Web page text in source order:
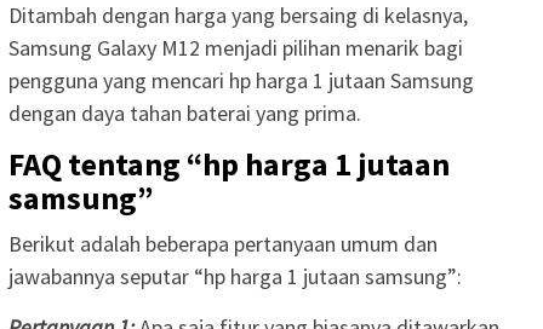
Ditambah dengan harga yang bersaing di kelasnya,
Samsung Galaxy M12 menjadi pilihan menarik bagi
pengguna yang mencari hp harga 1 jutaan Samsung
dengan daya tahan baterai yang prima.
FAQ tentang “hp harga 1 jutaan
samsung”
Berikut adalah beberapa pertanyaan umum dan
jawabannya seputar “hp harga 1 jutaan samsung”: